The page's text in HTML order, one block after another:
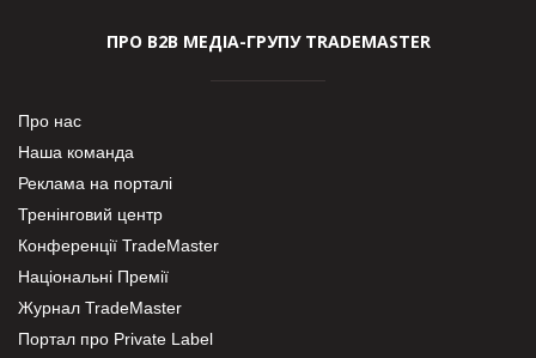
ПРО В2В МЕДІА-ГРУПУ TRADEMASTER
Про нас
Наша команда
Реклама на порталі
Тренінговий центр
Конференції TradeMaster
Національні Премії
Журнал TradeMaster
Портал про Private Label